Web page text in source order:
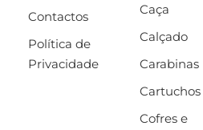
Contactos
Política de
Privacidade
Caça
Calçado
Carabinas
Cartuchos
Cofres e